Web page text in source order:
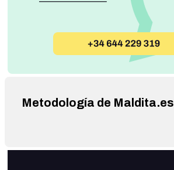
Metodología de Maldita.es